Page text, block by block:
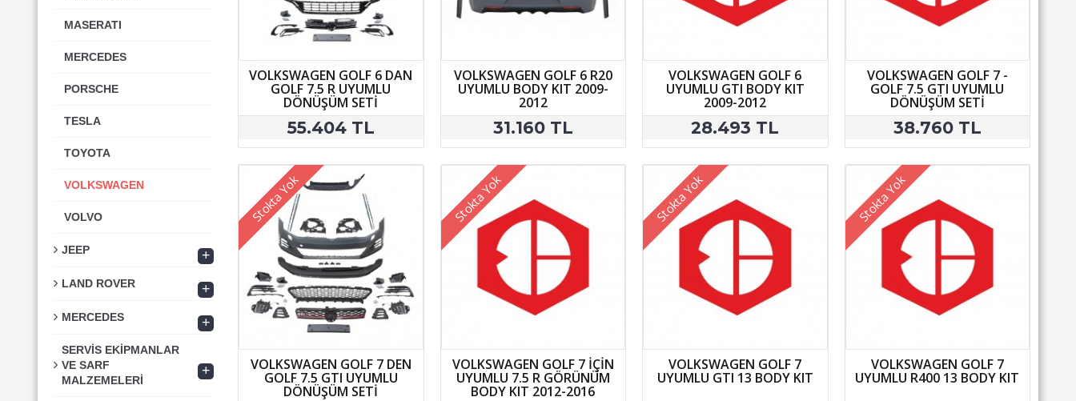
MASERATI
MERCEDES
PORSCHE
TESLA
TOYOTA
VOLKSWAGEN
VOLVO
JEEP +
LAND ROVER +
MERCEDES +
SERVİS EKİPMANLAR
VE SARF
MALZEMELERİ
+
VOLKSWAGEN GOLF 6 DAN
GOLF 7.5 R UYUMLU
DÖNÜŞÜM SETİ
55.404 TL
VOLKSWAGEN GOLF 6 R20
UYUMLU BODY KIT 2009-
2012
31.160 TL
VOLKSWAGEN GOLF 6
UYUMLU GTI BODY KIT
2009-2012
28.493 TL
VOLKSWAGEN GOLF 7 -
GOLF 7.5 GTI UYUMLU
DÖNÜŞÜM SETİ
38.760 TL
Stokta Yok
VOLKSWAGEN GOLF 7 DEN
GOLF 7.5 GTI UYUMLU
DÖNÜŞÜM SETİ
Stokta Yok
VOLKSWAGEN GOLF 7 İÇİN
UYUMLU 7.5 R GÖRÜNÜM
BODY KIT 2012-2016
Stokta Yok
VOLKSWAGEN GOLF 7
UYUMLU GTI 13 BODY KIT
Stokta Yok
VOLKSWAGEN GOLF 7
UYUMLU R400 13 BODY KIT